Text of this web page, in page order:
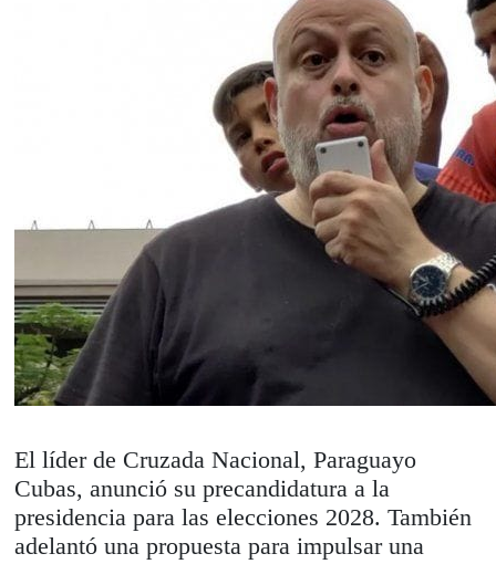
El líder de Cruzada Nacional, Paraguayo
Cubas, anunció su precandidatura a la
presidencia para las elecciones 2028. También
adelantó una propuesta para impulsar una